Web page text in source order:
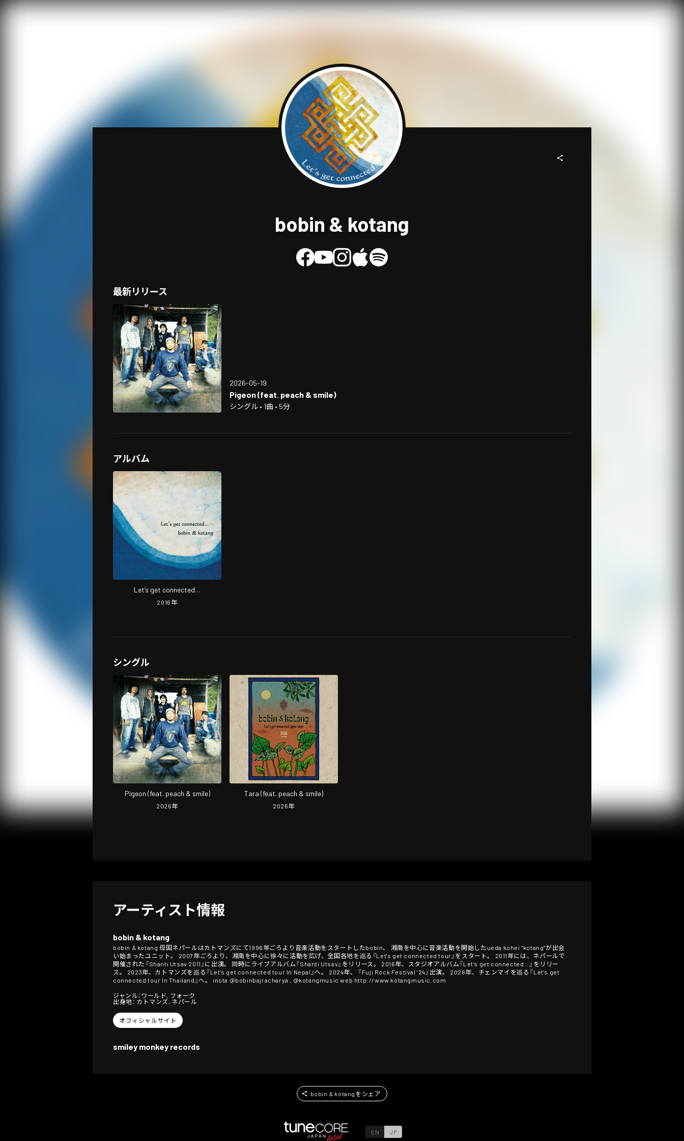
bobin & kotang
最新リリース
2026-05-19
Pigeon (feat. peach & smile)
シングル • 1曲 • 5分
アルバム
Let’s get connected…
2016 年
シングル
Pigeon (feat. peach & smile)
2026年
Tara (feat. peach & smile)
2026年
アーティスト情報
bobin & kotang
bobin & kotang 母国ネパールはカトマンズにて1996年ごろより音楽活動をスタートしたbobin、 湘南を中心に音楽活動を開始したueda kohei “kotang”が出会
い始まったユニット。 2007年ごろより、湘南を中心に徐々に活動を広げ、全国各地を巡る『Let's get connected tour』をスタート。 2011年には、ネパールで
開催された『Shanti Utsav 2011』に出演。 同時にライブアルバム『Shanti Utsav』をリリース。 2016年、スタジオアルバム『Let’s get connected…』をリリー
ス。 2023年、カトマンズを巡る『Let's get connected tour In Nepal』へ。 2024年、 『Fuji Rock Festival ’24』出演。 2026年、チェンマイを巡る『Let's get
connected tour In Thailand』へ。 insta @bobinbajracharya , @kotangmusic web http://www.kotangmusic.com
ジャンル：ワールド, フォーク
出身地： カトマンズ, ネパール
オフィシャルサイト
smiley monkey records
bobin & kotangをシェア
EN JP